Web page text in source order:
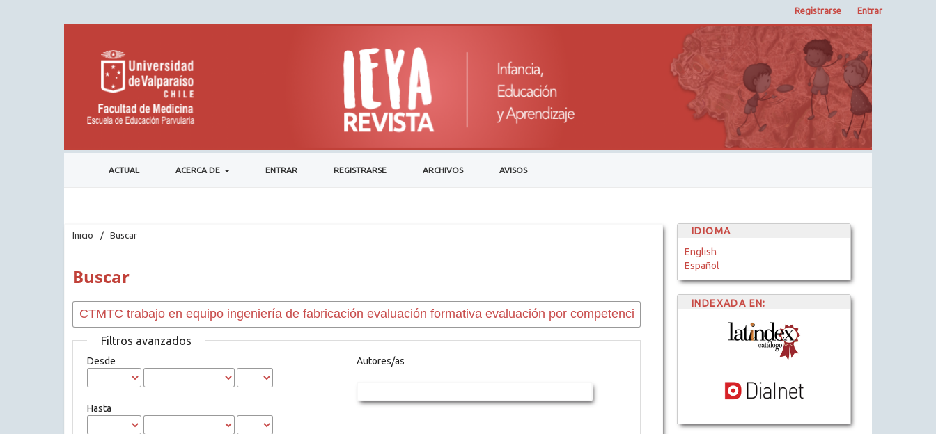
ACTUAL ACERCA DE ENTRAR REGISTRARSE ARCHIVOS AVISOS
Registrarse Entrar
Inicio / Buscar
Buscar
Filtros avanzados
Desde
Hasta
Autores/as
IDIOMA
English
Español
INDEXADA EN: